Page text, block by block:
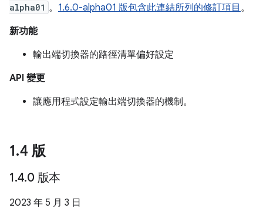
alpha01 。 1.6.0-alpha01 版包含此連結所列的修訂項目 。
新功能
輸出端切換器的路徑清單偏好設定
API 變更
讓應用程式設定輸出端切換器的機制。
1.4 版
1.4.0 版本
2023 年 5 月 3 日